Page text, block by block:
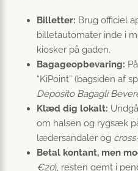
Billetter: Brug officiel
billetautomater inde i
kiosker på gaden.
Bagageopbevaring:
“KiPoint” (bagsiden af
Deposito Bagagli
Klæd dig lokalt:
om halsen og rygsæk
lædersandaler og
Betal kontant, men
€20), resten gemt i